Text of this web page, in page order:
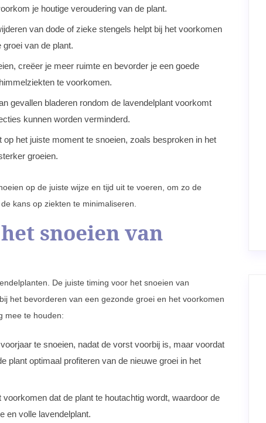
je houtige veroudering van de plant.
van dode of zieke stengels helpt bij het voorkomen
van de plant.
creëer je meer ruimte en bevorder je een goede
te voorkomen.
gevallen bladeren rondom de lavendelplant voorkomt
kunnen worden verminderd.
op het juiste moment te snoeien, zoals besproken in het
groeien.
op de juiste wijze en tijd uit te voeren, om zo de
kans op ziekten te minimaliseren.
snoeien van
De juiste timing voor het snoeien van
het bevorderen van een gezonde groei en het voorkomen
mee te houden:
te snoeien, nadat de vorst voorbij is, maar voordat
plant optimaal profiteren van de nieuwe groei in het
dat de plant te houtachtig wordt, waardoor de
en volle lavendelplant.